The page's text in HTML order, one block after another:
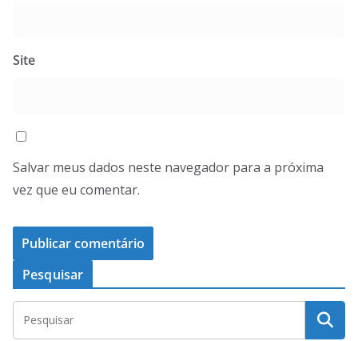
Site
Salvar meus dados neste navegador para a próxima
vez que eu comentar.
Pesquisar